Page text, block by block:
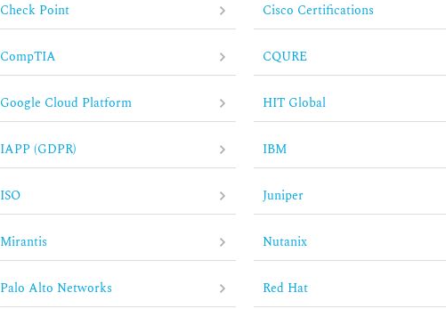
Check Point Cisco Certifications
CompTIA CQURE
Google Cloud Platform HIT Global
IAPP (GDPR) IBM
ISO Juniper
Mirantis Nutanix
Palo Alto Networks Red Hat